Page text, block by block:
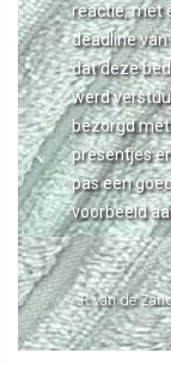
reactie, met
deadline
dat deze
werd
bezorgd
presentjes
pas een
voorbeeld
- R van de